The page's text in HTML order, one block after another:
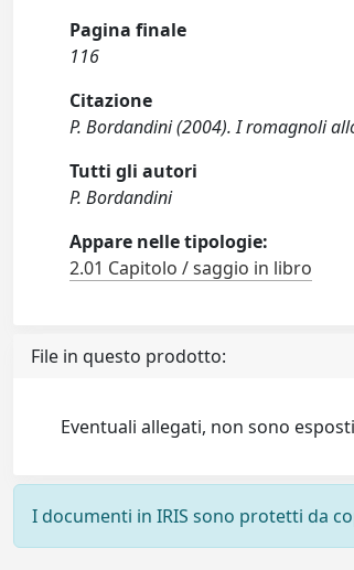
Pagina finale
116
Citazione
P. Bordandini (2004). I romagnoli
Tutti gli autori
P. Bordandini
Appare nelle tipologie:
2.01 Capitolo / saggio in libro
File in questo prodotto:
Eventuali allegati, non sono esposti
I documenti in IRIS sono protetti da